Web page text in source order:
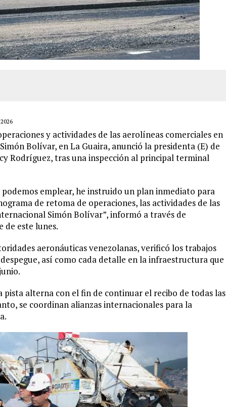
y actividades de las aerolíneas comerciales en
Bolívar, en La Guaira, anunció la presidenta (E) de
Rodríguez, tras una inspección al principal terminal
emplear, he instruido un plan inmediato para
de retoma de operaciones, las actividades de las
Simón Bolívar”, informó a través de
de este lunes.
aeronáuticas venezolanas, verificó los trabajos
así como cada detalle en la infraestructura que
alterna con el fin de continuar el recibo de todas las
se coordinan alianzas internacionales para la